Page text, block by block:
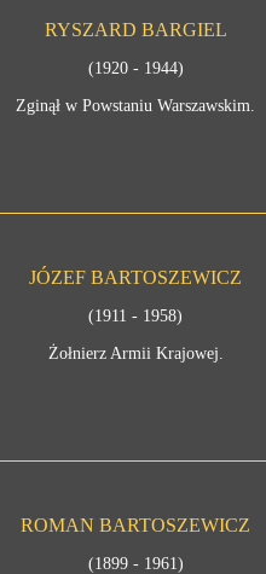
RYSZARD BARGIEL
(1920 - 1944)
Zginął w Powstaniu Warszawskim.
JÓZEF BARTOSZEWICZ
(1911 - 1958)
Żołnierz Armii Krajowej.
ROMAN BARTOSZEWICZ
(1899 - 1961)